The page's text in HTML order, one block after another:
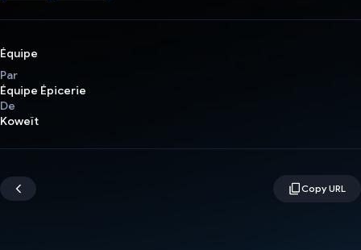
Équipe
Par
Équipe Épicerie
De
Koweït